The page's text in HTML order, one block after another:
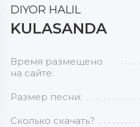
DIYOR HALIL
KULASANDA
Время размещено
на сайте:
Размер песни:
Сколько скачать?